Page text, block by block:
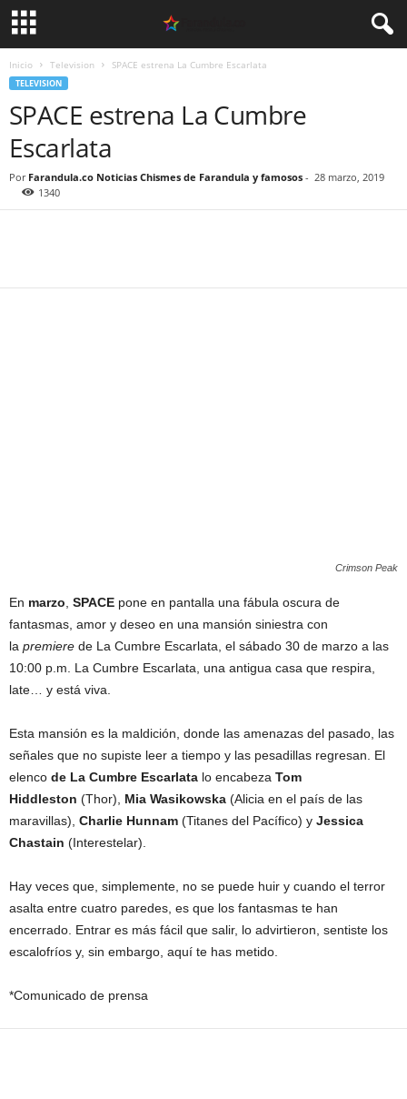
Inicio Television SPACE estrena La Cumbre Escarlata
TELEVISION
SPACE estrena La Cumbre
Escarlata
Por Farandula.co Noticias Chismes de Farandula y famosos - 28 marzo, 2019
1340
Crimson Peak
En marzo, SPACE pone en pantalla una fábula oscura de
fantasmas, amor y deseo en una mansión siniestra con
la premiere de La Cumbre Escarlata, el sábado 30 de marzo a las
10:00 p.m. La Cumbre Escarlata, una antigua casa que respira,
late… y está viva.
Esta mansión es la maldición, donde las amenazas del pasado, las
señales que no supiste leer a tiempo y las pesadillas regresan. El
elenco de La Cumbre Escarlata lo encabeza Tom
Hiddleston (Thor), Mia Wasikowska (Alicia en el país de las
maravillas), Charlie Hunnam (Titanes del Pacífico) y Jessica
Chastain (Interestelar).
Hay veces que, simplemente, no se puede huir y cuando el terror
asalta entre cuatro paredes, es que los fantasmas te han
encerrado. Entrar es más fácil que salir, lo advirtieron, sentiste los
escalofríos y, sin embargo, aquí te has metido.
*Comunicado de prensa